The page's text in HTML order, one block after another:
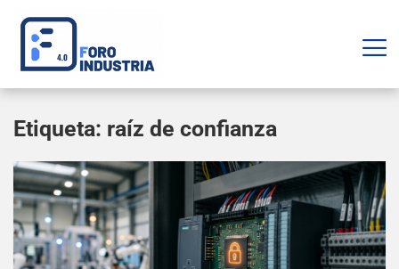
Etiqueta: raíz de confianza